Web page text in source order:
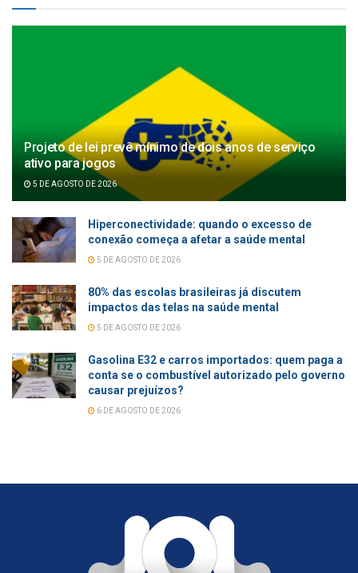
Projeto de lei prevê mínimo de dois anos de serviço
ativo para jogos
5 DE AGOSTO DE 2026
Hiperconectividade: quando o excesso de
conexão começa a afetar a saúde mental
5 DE AGOSTO DE 2026
80% das escolas brasileiras já discutem
impactos das telas na saúde mental
5 DE AGOSTO DE 2026
Gasolina E32 e carros importados: quem paga a
conta se o combustível autorizado pelo governo
causar prejuízos?
6 DE AGOSTO DE 2026